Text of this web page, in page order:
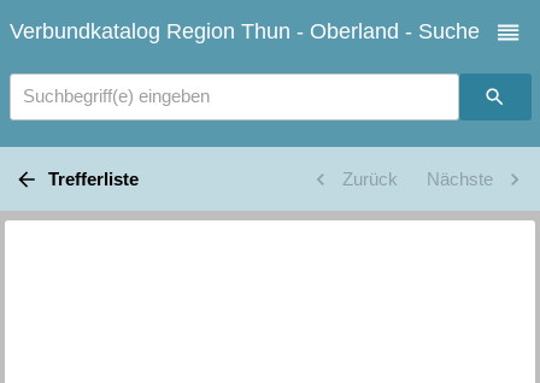
Verbundkatalog Region Thun - Oberland - Suche
Suchbegriff(e) eingeben
Trefferliste Zurück Nächste